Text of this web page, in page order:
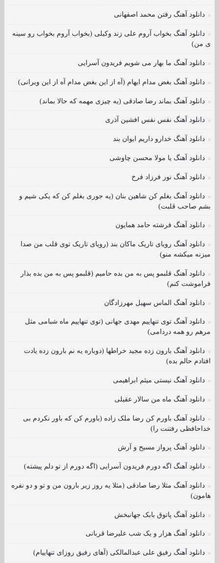
دانلود آهنگ رفتن محمد اصفهانی
دانلود آهنگ بخواب آروم علی زند وکیلی (بخواب آروم بخواب رو سینه
ی من)
دانلود آهنگ ما بهار می شویم فریدون آسرایی
دانلود آهنگ بغض مدام ایهام (آه از این بغض مدام آه از این ویرانی)
دانلود آهنگ بماند رضا صادقی (یه چیزی مهمه که حالا بماند)
دانلود آهنگ نفس نفس افشین آذری
دانلود آهنگ خدارو داریم ایوان بند
دانلود آهنگ یا مولا محسن چاوشی
دانلود آهنگ نور فرزاد فرخ
دانلود آهنگ بغلم کن شاهین بنان (یه جوری بغلم کن که یکی شیم و
بشم صاحب قلبت)
دانلود آهنگ فرشته حامد همایون
دانلود آهنگ رویای تاریک ماکان بند (رویای تاریک توی قلب من صدا
میزنه میکشه منو)
دانلود آهنگ قلبمو پس به من بده حامیم (قلبمو پس به من بده بذار
فراموشت کنم)
دانلود آهنگ الماس سهیل مهرزادگان
دانلود آهنگ توی تنهاییم مهدی جهانی (توی تنهاییم ماه شبامی مثل
مرهم رو همه دردامی)
دانلود آهنگ بارون زده مجید خراطها (دوباره یه نم بارون زده یادت
افتادم حالم بده)
دانلود آهنگ نیستی میثم ابراهیمی
دانلود آهنگ ماه من سالار عقیلی
دانلود آهنگ باورم کن رضا ملک زاده (باورم کن که باور نکردم بی
خداحافظی رفتنت را)
دانلود آهنگ پرواز مسیح و آرش
دانلود آهنگ اگه دورم فریدون آسرایی (اگه دورم از تو دلم پیشته)
دانلود آهنگ مثلا رضا صادقی (مثلا یه روز زیر بارون من و تو و دو نفره
هامون)
دانلود آهنگ پاتوق بابک جهانبخش
دانلود آهنگ هزار و یک شب علیرضا قربانی
دانلود آهنگ رفیق علی عبدالمالکی (آهای رفیق روزای تنهاییام)